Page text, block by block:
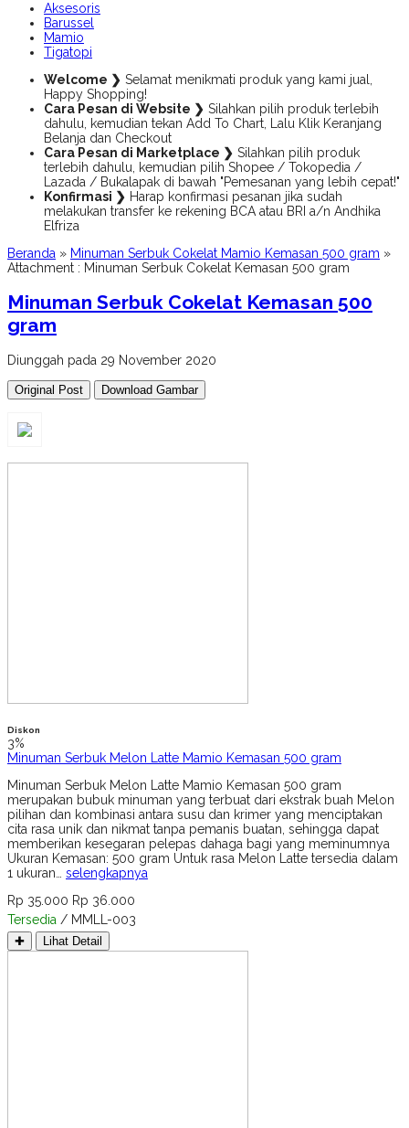
Aksesoris
Barussel
Mamio
Tigatopi
Welcome ❯ Selamat menikmati produk yang kami jual,
Happy Shopping!
Cara Pesan di Website ❯ Silahkan pilih produk terlebih
dahulu, kemudian tekan Add To Chart, Lalu Klik Keranjang
Belanja dan Checkout
Cara Pesan di Marketplace ❯ Silahkan pilih produk
terlebih dahulu, kemudian pilih Shopee / Tokopedia /
Lazada / Bukalapak di bawah "Pemesanan yang lebih cepat!"
Konfirmasi ❯ Harap konfirmasi pesanan jika sudah
melakukan transfer ke rekening BCA atau BRI a/n Andhika
Elfriza
Beranda » Minuman Serbuk Cokelat Mamio Kemasan 500 gram »
Attachment : Minuman Serbuk Cokelat Kemasan 500 gram
Minuman Serbuk Cokelat Kemasan 500
gram
Diunggah pada 29 November 2020
Original Post Download Gambar
Diskon
3%
Minuman Serbuk Melon Latte Mamio Kemasan 500 gram
Minuman Serbuk Melon Latte Mamio Kemasan 500 gram
merupakan bubuk minuman yang terbuat dari ekstrak buah Melon
pilihan dan kombinasi antara susu dan krimer yang menciptakan
cita rasa unik dan nikmat tanpa pemanis buatan, sehingga dapat
memberikan kesegaran pelepas dahaga bagi yang meminumnya
Ukuran Kemasan: 500 gram Untuk rasa Melon Latte tersedia dalam
1 ukuran… selengkapnya
Rp 35.000 Rp 36.000
Tersedia / MMLL-003
✚ Lihat Detail